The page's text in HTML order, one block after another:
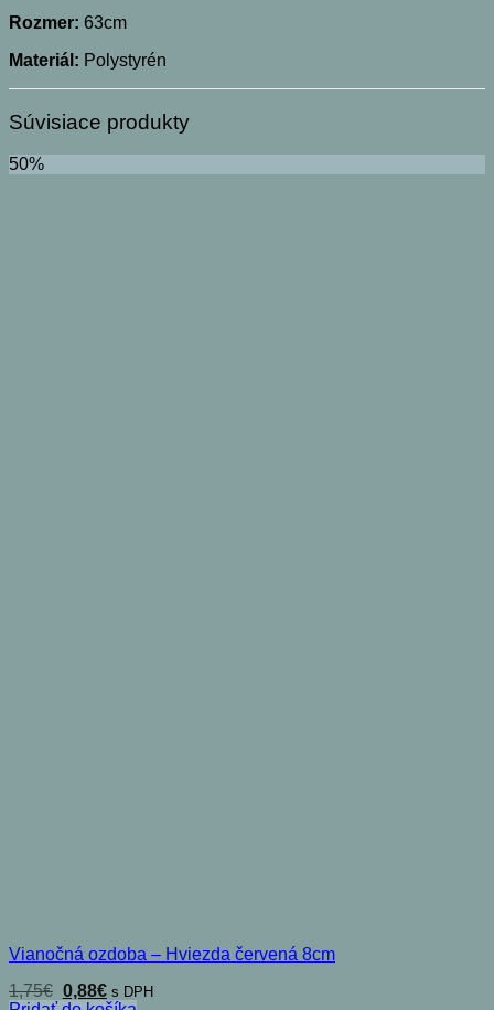
Rozmer: 63cm
Materiál: Polystyrén
Súvisiace produkty
50%
Vianočná ozdoba – Hviezda červená 8cm
1,75€ Pôvodná
0,88€Aktuálna
s DPH